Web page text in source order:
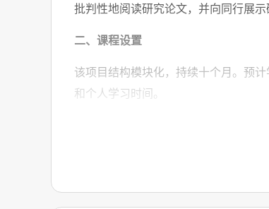
批判性地阅读研究论文，并向同行展示
二、课程设置
该项目结构模块化，持续十个月。预
和个人学习时间。
模块通常在前两个学期教授。这些模